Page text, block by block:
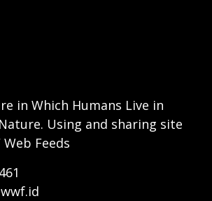
in Which Humans Live in
Using and sharing site
Feeds